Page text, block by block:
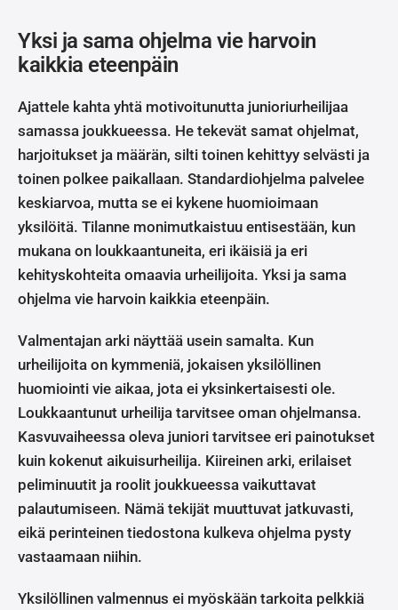
Yksi ja sama ohjelma vie harvoin
kaikkia eteenpäin
Ajattele kahta yhtä motivoitunutta junioriurheilijaa
samassa joukkueessa. He tekevät samat ohjelmat,
harjoitukset ja määrän, silti toinen kehittyy selvästi ja
toinen polkee paikallaan. Standardiohjelma palvelee
keskiarvoa, mutta se ei kykene huomioimaan
yksilöitä. Tilanne monimutkaistuu entisestään, kun
mukana on loukkaantuneita, eri ikäisiä ja eri
kehityskohteita omaavia urheilijoita. Yksi ja sama
ohjelma vie harvoin kaikkia eteenpäin.
Valmentajan arki näyttää usein samalta. Kun
urheilijoita on kymmeniä, jokaisen yksilöllinen
huomiointi vie aikaa, jota ei yksinkertaisesti ole.
Loukkaantunut urheilija tarvitsee oman ohjelmansa.
Kasvuvaiheessa oleva juniori tarvitsee eri painotukset
kuin kokenut aikuisurheilija. Kiireinen arki, erilaiset
peliminuutit ja roolit joukkueessa vaikuttavat
palautumiseen. Nämä tekijät muuttuvat jatkuvasti,
eikä perinteinen tiedostona kulkeva ohjelma pysty
vastaamaan niihin.
Yksilöllinen valmennus ei myöskään tarkoita pelkkiä